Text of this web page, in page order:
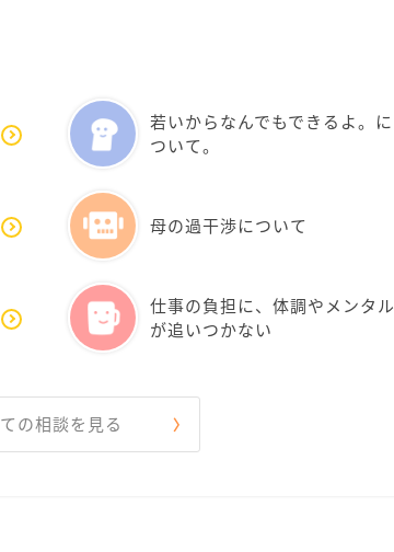
若いからなんでもできるよ。に
ついて。
母の過干渉について
仕事の負担に、体調やメンタル
が追いつかない
の相談を見る